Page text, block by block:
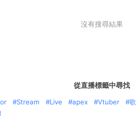
沒有搜尋結果
從直播標籤中尋找
Stream Live apex Vtuber 歌